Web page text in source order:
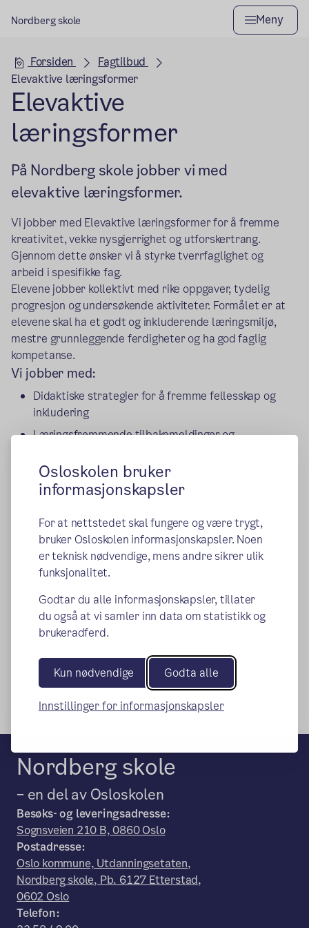
Osloskolen bruker
informasjonskapsler
For at nettstedet skal fungere og være trygt,
bruker Osloskolen informasjonskapsler. Noen
er teknisk nødvendige, mens andre sikrer ulik
funksjonalitet.
Godtar du alle informasjonskapsler, tillater
du også at vi samler inn data om statistikk og
brukeradferd.
Kun nødvendige Godta alle
Innstillinger for informasjonskapsler
Nordberg skole Meny
Hovedseksjon
Forsiden
Fagtilbud
Elevaktive læringsformer
Elevaktive
læringsformer
På Nordberg skole jobber vi med
elevaktive læringsformer.
Vi jobber med Elevaktive læringsformer for å fremme
kreativitet, vekke nysgjerrighet og utforskertrang.
Gjennom dette ønsker vi å styrke tverrfaglighet og
arbeid i spesifikke fag.
Elevene jobber kollektivt med rike oppgaver, tydelig
progresjon og undersøkende aktiviteter. Formålet er at
elevene skal ha et godt og inkluderende læringsmiljø,
mestre grunnleggende ferdigheter og ha god faglig
kompetanse.
Vi jobber med:
Didaktiske strategier for å fremme fellesskap og
inkludering
Læringsfremmende tilbakemeldinger og
Læringsmiljø og livsmestring
Norsk språk og flerspråklighet
Grunnleggende ferdigheter
Forståelse av å være en del av noe større
Læringsteknologi
Dybdelæring
Nordberg skole
– en del av Osloskolen
Besøks- og leveringsadresse:
Sognsveien 210 B, 0860 Oslo
Postadresse:
Oslo kommune, Utdanningsetaten,
Nordberg skole, Pb. 6127 Etterstad,
0602 Oslo
Telefon: